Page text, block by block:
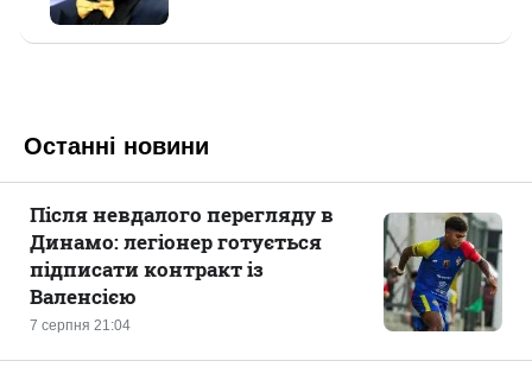
Останні новини
7 серпня 21:04
Після невдалого перегляду в
Динамо: легіонер готується
підписати контракт із
Валенсією